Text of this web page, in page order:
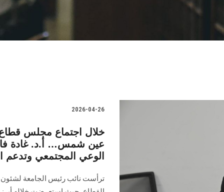
2026-04-26
خلال اجتماع مجلس قطاع
عين شمس… أ.د. غادة
الوعي المجتمعي وتدعم
ترأست نائب رئيس الجامعة لشئون